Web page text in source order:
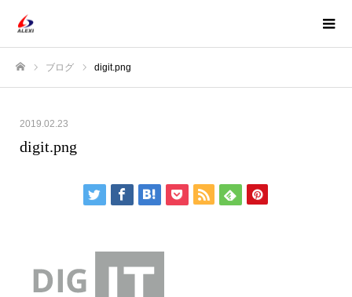
ブログ digit.png
2019.02.23
digit.png